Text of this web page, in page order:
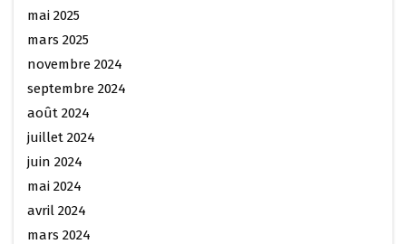
mai 2025
mars 2025
novembre 2024
septembre 2024
août 2024
juillet 2024
juin 2024
mai 2024
avril 2024
mars 2024